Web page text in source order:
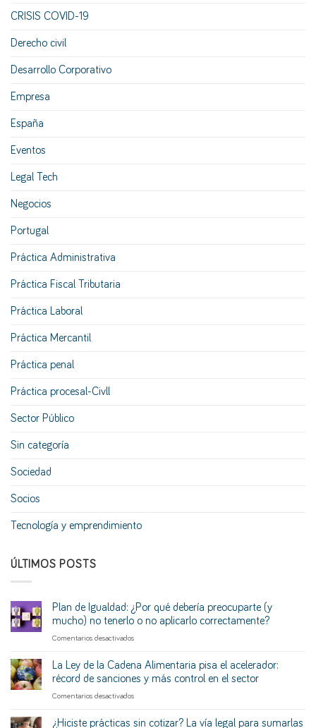
CRISIS COVID-19
Derecho civil
Desarrollo Corporativo
Empresa
España
Eventos
Legal Tech
Negocios
Portugal
Práctica Administrativa
Práctica Fiscal Tributaria
Práctica Laboral
Práctica Mercantil
Práctica penal
Práctica procesal-Civll
Sector Público
Sin categoría
Sociedad
Socios
Tecnología y emprendimiento
ÚLTIMOS POSTS
Plan de Igualdad: ¿Por qué debería preocuparte (y
mucho) no tenerlo o no aplicarlo correctamente?
Comentarios desactivadosen
¿Por
qué
preocuparte
La Ley de la Cadena Alimentaria pisa el acelerador:
récord de sanciones y más control en el sector
Comentarios desactivadosen
Ley
¿Hiciste prácticas sin cotizar? La vía legal para sumarlas